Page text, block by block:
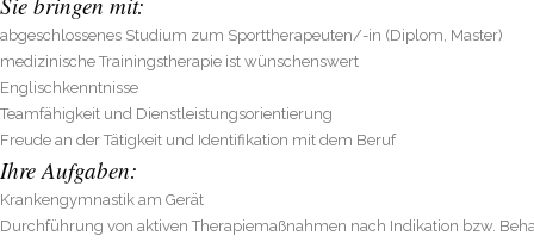
abgeschlossenes Studium zum Sporttherapeuten/-in (Diplom, Master)
medizinische Trainingstherapie ist wünschenswert
Englischkenntnisse
Teamfähigkeit und Dienstleistungsorientierung
Freude an der Tätigkeit und Identifikation mit dem Beruf
Ihre Aufgaben:
Krankengymnastik am Gerät
Durchführung von aktiven Therapiemaßnahmen nach Indikation bzw.
Unsere Leistungen